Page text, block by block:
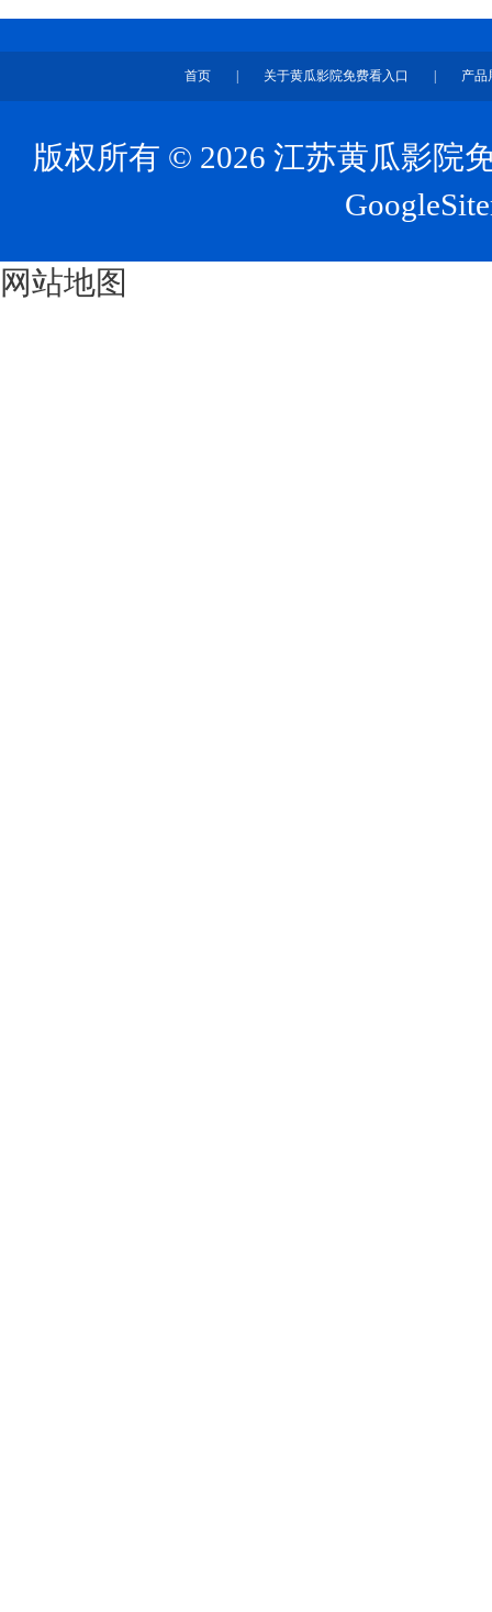
首页 关于黄瓜影院免费看入口 产品
版权所有 © 2026 江苏黄瓜影院
网站地图